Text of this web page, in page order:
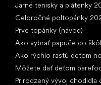
Jarné tenisky a plátenky
Celoročné poltopánky
Prvé topánky (návod)
Ako vybrať papuče do
Ako rýchlo rastú deťom
Môžete dať deťom
Prirodzený vývoj chodidla